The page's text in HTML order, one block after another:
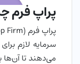
پراپ
سرمایه لازم
می‌دهند تا آن‌ها